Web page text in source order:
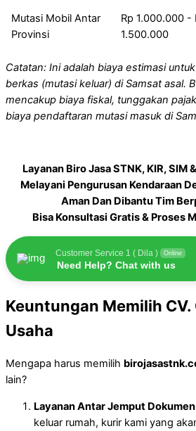
Mutasi Mobil Antar
Provinsi
Rp 1.000.000 -
1.500.000
Catatan: Ini adalah biaya estimasi
berkas (mutasi keluar) di Samsat asal.
mencakup biaya fiskal, tunggakan
biaya pendaftaran mutasi masuk di
Layanan Biro Jasa STNK, KIR, SIM
Melayani Pengurusan Kendaraan
Aman Dan Dibantu Tim
Bisa Konsultasi Gratis & Proses
Customer Service 1 ( Dila ) Online
Need Help? Chat with us
Keuntungan Memilih
Usaha
Mengapa harus memilih
lain?
Layanan Antar Jemput Dokumen
keluar rumah, kurir kami yang